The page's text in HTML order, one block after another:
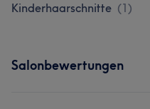
Kinderhaarschnitte (1)
Salonbewertungen